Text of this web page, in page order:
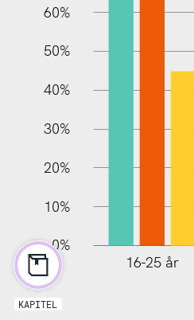
100%
60%
50%
40%
30%
20%
10%
0%
16-25 år
KAPITEL